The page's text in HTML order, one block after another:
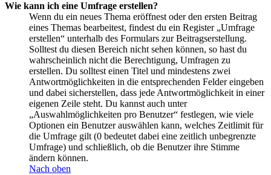
Wie kann ich eine Umfrage erstellen?
Wenn du ein neues Thema eröffnest oder den ersten Beitrag
eines Themas bearbeitest, findest du ein Register „Umfrage
erstellen“ unterhalb des Formulars zur Beitragserstellung.
Solltest du diesen Bereich nicht sehen können, so hast du
wahrscheinlich nicht die Berechtigung, Umfragen zu
erstellen. Du solltest einen Titel und mindestens zwei
Antwortmöglichkeiten in die entsprechenden Felder eingeben
und dabei sicherstellen, dass jede Antwortmöglichkeit in einer
eigenen Zeile steht. Du kannst auch unter
„Auswahlmöglichkeiten pro Benutzer“ festlegen, wie viele
Optionen ein Benutzer auswählen kann, welches Zeitlimit für
die Umfrage gilt (0 bedeutet dabei eine zeitlich unbegrenzte
Umfrage) und schließlich, ob die Benutzer ihre Stimme
ändern können.
Nach oben